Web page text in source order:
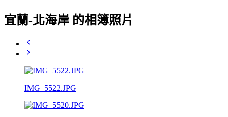
宜蘭-北海岸 的相簿照片
IMG_5522.JPG